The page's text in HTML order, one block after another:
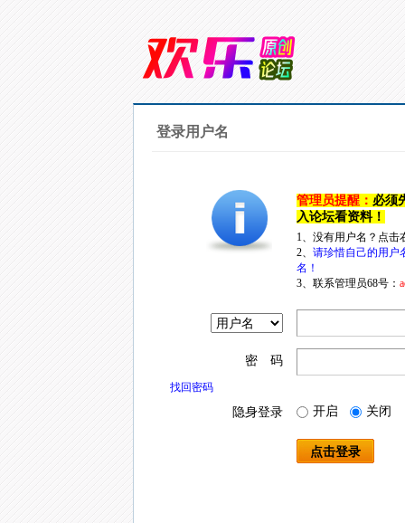
登录用户名
管理员提醒： 必须
入论坛看资料！
1、没有用户名？点
2、 请珍惜自己的用户
名！
3、联系管理员68号：
密 码
找回密码
隐身登录 开启 关闭
点击登录